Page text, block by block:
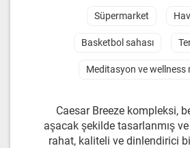
Süpermarket
Basketbol sahası
Meditasyon ve wellness
Caesar Breeze kompleksi,
aşacak şekilde tasarlanmış ve
rahat, kaliteli ve dinlendirici